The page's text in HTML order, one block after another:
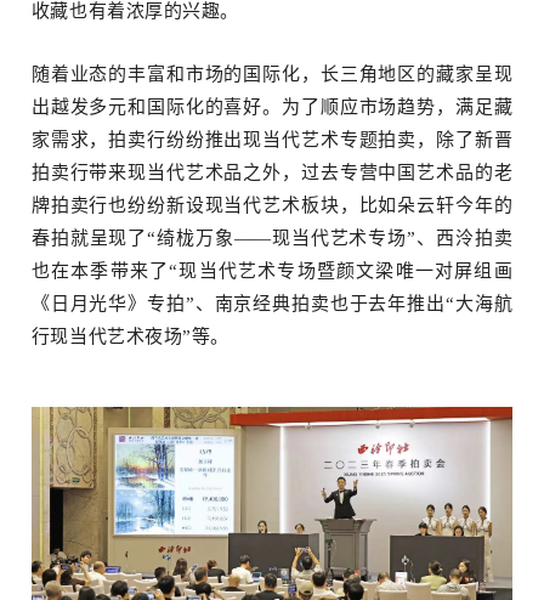
收藏也有着浓厚的兴趣。
随着业态的丰富和市场的国际化，长三角地区的藏家呈现
出越发多元和国际化的喜好。为了顺应市场趋势，满足藏
家需求，拍卖行纷纷推出现当代艺术专题拍卖，除了新晋
拍卖行带来现当代艺术品之外，过去专营中国艺术品的老
牌拍卖行也纷纷新设现当代艺术板块，比如朵云轩今年的
春拍就呈现了“绮栊万象——现当代艺术专场”、西泠拍卖
也在本季带来了“现当代艺术专场暨颜文梁唯一对屏组画
《日月光华》专拍”、南京经典拍卖也于去年推出“大海航
行现当代艺术夜场”等。